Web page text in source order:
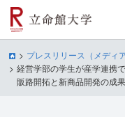
プレスリリース（メディ
経営学部の学生が産学連携
販路開拓と新商品開発の成